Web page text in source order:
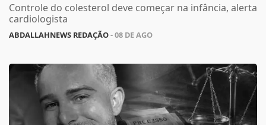
Controle do colesterol deve começar na infância, alerta
cardiologista
ABDALLAHNEWS REDAÇÃO- 08 DE AGO